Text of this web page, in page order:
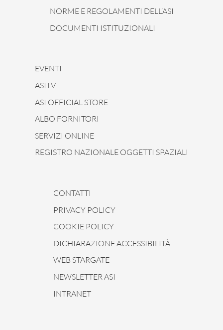
NORME E REGOLAMENTI DELL’ASI
DOCUMENTI ISTITUZIONALI
EVENTI
ASITV
ASI OFFICIAL STORE
ALBO FORNITORI
SERVIZI ONLINE
REGISTRO NAZIONALE OGGETTI SPAZIALI
CONTATTI
PRIVACY POLICY
COOKIE POLICY
DICHIARAZIONE ACCESSIBILITÀ
WEB STARGATE
NEWSLETTER ASI
INTRANET